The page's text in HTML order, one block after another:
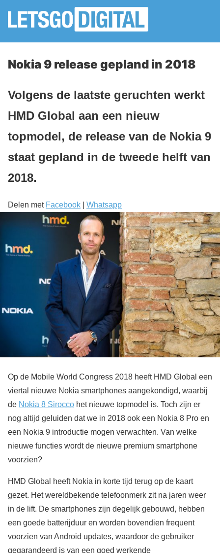
Nokia 9 release gepland in 2018
Volgens de laatste geruchten werkt
HMD Global aan een nieuw
topmodel, de release van de Nokia 9
staat gepland in de tweede helft van
2018.
Delen met Facebook Whatsapp
Op de Mobile World Congress 2018 heeft HMD Global een
viertal nieuwe Nokia smartphones aangekondigd, waarbij
de Nokia 8 Sirocco het nieuwe topmodel is. Toch zijn er
nog altijd geluiden dat we in 2018 ook een Nokia 8 Pro en
een Nokia 9 introductie mogen verwachten. Van welke
nieuwe functies wordt de nieuwe premium smartphone
voorzien?
HMD Global heeft Nokia in korte tijd terug op de kaart
gezet. Het wereldbekende telefoonmerk zit na jaren weer
in de lift. De smartphones zijn degelijk gebouwd, hebben
een goede batterijduur en worden bovendien frequent
voorzien van Android updates, waardoor de gebruiker
gegarandeerd is van een goed werkende